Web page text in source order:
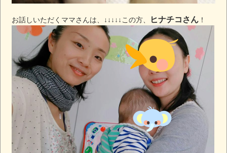
お話しいただくママさんは、↓↓↓↓↓この方、 ヒナチコさん ！